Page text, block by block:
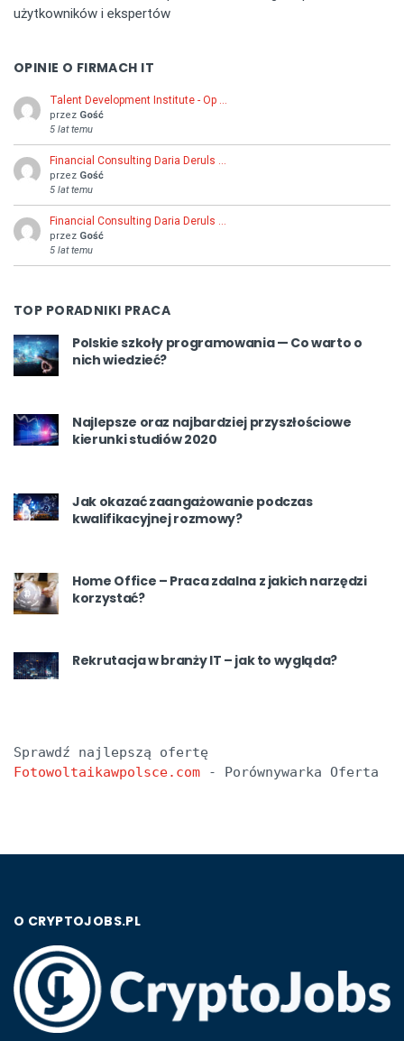
użytkowników i ekspertów
OPINIE O FIRMACH IT
Talent Development Institute - Op …
przez Gość
5 lat temu
Financial Consulting Daria Deruls …
przez Gość
5 lat temu
Financial Consulting Daria Deruls …
przez Gość
5 lat temu
TOP PORADNIKI PRACA
Polskie szkoły programowania — Co warto o
nich wiedzieć?
Najlepsze oraz najbardziej przyszłościowe
kierunki studiów 2020
Jak okazać zaangażowanie podczas
kwalifikacyjnej rozmowy?
Home Office – Praca zdalna z jakich narzędzi
korzystać?
Rekrutacja w branży IT – jak to wygląda?
Fotowoltaikawpolsce.com - Porównywarka Oferta
O CRYPTOJOBS.PL